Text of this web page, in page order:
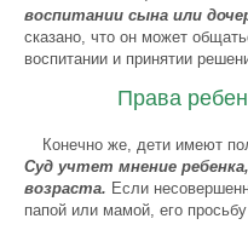
воспитании сына или
сказано, что он может
воспитании и принятии
Права
Конечно же, дети имеют
Суд учтет мнение
возраста. Если
папой или мамой, его